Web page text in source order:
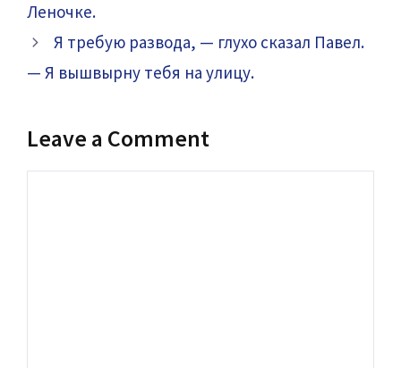
Леночке.
Я требую развода, — глухо сказал Павел.
— Я вышвырну тебя на улицу.
Leave a Comment